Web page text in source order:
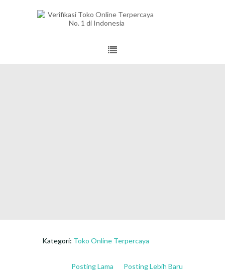
Kategori: Toko Online Terpercaya
Posting Lebih Baru
Posting Lama